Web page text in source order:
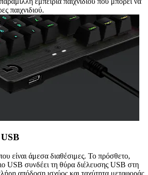
παιχνιδιού.
είναι άμεσα διαθέσιμες. Το πρόσθετο,
USB συνδέει τη θύρα διέλευσης USB στη
απόδοση ισχύος και ταχύτητα μεταφοράς